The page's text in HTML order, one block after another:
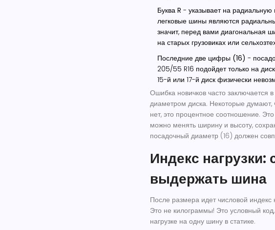
Буква R - указывает на радиальную
легковые шины являются
значит, перед вами диагональная
на старых грузовиках или
Последние две цифры (16) -
205/55 R16 подойдет только на
15-й или 17-й диск физически
Ошибка новичков часто заключается
диаметром диска. Некоторые
нет, это процентное соотношение.
можно менять ширину и высоту,
посадочный диаметр (16) должен
Индекс нагрузки:
выдержать шина
После размера идет числовой
Это не килограммы! Это условный
нагрузке на одну шину в статике.